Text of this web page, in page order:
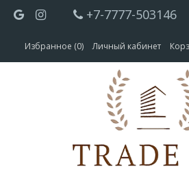
+7-7777-503146
Избранное (0) Личный кабинет